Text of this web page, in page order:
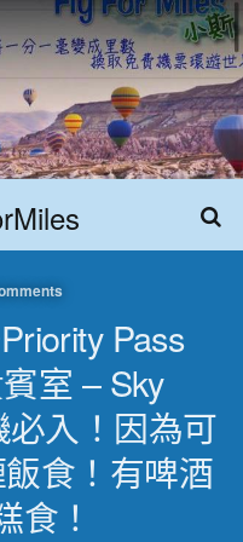
Pass
室 – Sky
入！因為可
食！有啤酒
食！